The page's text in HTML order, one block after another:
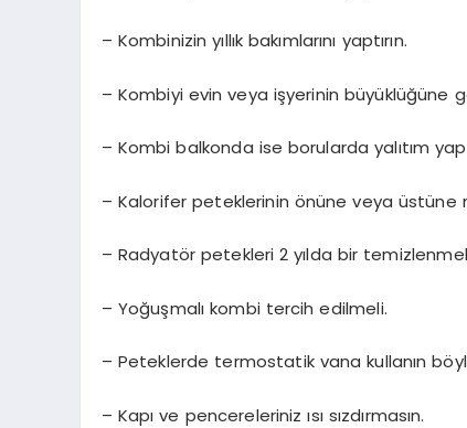
– Kombinizin yıllık bakımlarını yaptırın.
– Kombiyi evin veya işyerinin büyüklüğüne
– Kombi balkonda ise borularda yalıtım
– Kalorifer peteklerinin önüne veya üstüne
– Radyatör petekleri 2 yılda bir
– Yoğuşmalı kombi tercih edilmeli.
– Peteklerde termostatik vana kullanın
– Kapı ve pencereleriniz ısı sızdırmasın.